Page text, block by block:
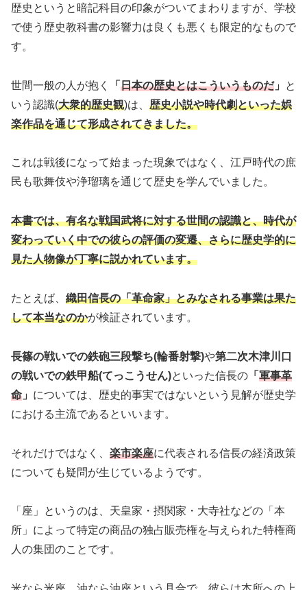
歴史というと暗記科目の印象がついてまわりますが、学校
で使う歴史教科書の影響力は良くも悪くも限定的なもので
す。
世間一般の人が抱く 「 日本の歴史とはこういうものだ」
と
いう認識(大衆的歴史観)は、 歴史小説や時代劇といった娯
楽作品を通じて形成されてきました。
これは戦後になって始まった現象ではなく、江戸時代の庶
民も歌舞伎や浄瑠璃を通じて歴史を学んでいました。
本書では、有名な戦国武将に対する世間の認識と、時代が
変わっていく中での彼らの評価の変遷、さらに歴史学的に
見た人物像が丁寧に説かれています。
たとえば、 織田信長の「革命家」とみなされる事業は果た
して本当なのかが検証されています。
長篠の戦いでの鉄砲三段撃ち(輪番射撃)や第二次木津川口
の戦いでの鉄甲船(てっこうせん)といった信長の 「 軍事革
命 」 については、歴史的事実ではないという見解が歴史学
における主流であるといいます。
それだけではなく、 楽市楽座に代表される信長の経済政策
についても疑問が生じているようです。
「座」というのは、天皇家・摂関家・大寺社などの「本
所」によって特定の商品の独占販売権を与えられた特権商
人の集団のことです。